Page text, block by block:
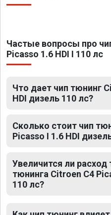
Частые вопросы про
Picasso 1.6 HDI I 110 лс
Что дает чип тюнинг
HDI дизель 110 лс?
Сколько стоит чип
Picasso I 1.6 HDI
Увеличится ли расход
тюнинга Citroen C4
110 лс?